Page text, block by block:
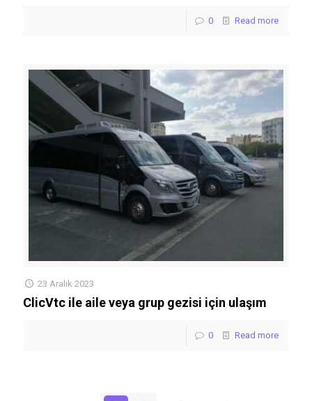
0 Read more
23 Aralık 2023
ClicVtc ile aile veya grup gezisi için ulaşım
0 Read more